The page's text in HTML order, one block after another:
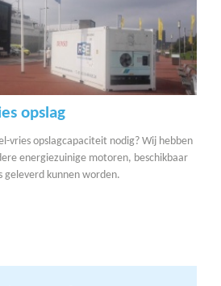
opslag
vries opslagcapaciteit nodig? Wij hebben
energiezuinige motoren, beschikbaar
geleverd kunnen worden.